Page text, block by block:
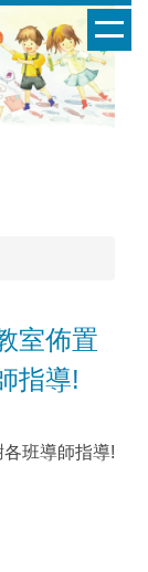
室佈置
指導!
班導師指導!